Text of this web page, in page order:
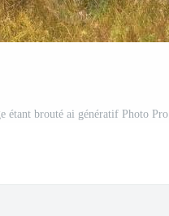
étant brouté ai génératif Photo Pro